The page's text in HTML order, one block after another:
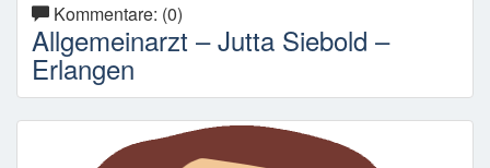
Kommentare: (0)
Allgemeinarzt – Jutta Siebold –
Erlangen